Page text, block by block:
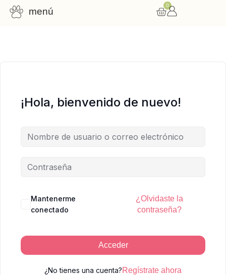
menú
0
¡Hola, bienvenido de nuevo!
Mantenerme
conectado
¿Olvidaste la
contraseña?
Acceder
¿No tienes una cuenta?Regístrate ahora